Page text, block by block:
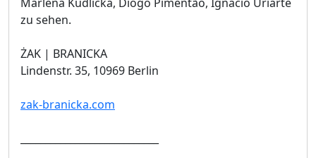
zu sehen.
ŻAK | BRANICKA
Lindenstr. 35, 10969 Berlin
zak-branicka.com